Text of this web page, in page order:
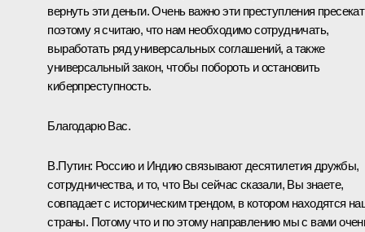
вернуть эти деньги. Очень важно эти преступления
поэтому я считаю, что нам необходимо сотрудничать,
выработать ряд универсальных соглашений, а также
универсальный закон, чтобы побороть и остановить
киберпреступность.
Благодарю Вас.
В.Путин: Россию и Индию связывают десятилетия дружбы,
сотрудничества, и то, что Вы сейчас сказали, Вы знаете,
совпадает с историческим трендом, в котором находятся
страны. Потому что и по этому направлению мы с вами